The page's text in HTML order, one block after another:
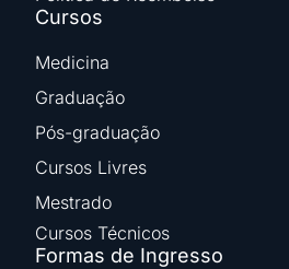
Cursos
Medicina
Graduação
Pós-graduação
Cursos Livres
Mestrado
Cursos Técnicos
Formas de Ingresso